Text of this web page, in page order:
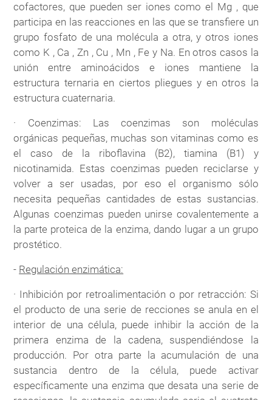
cofactores, que pueden ser iones como el Mg , que
participa en las reacciones en las que se transfiere un
grupo fosfato de una molécula a otra, y otros iones
como K , Ca , Zn , Cu , Mn , Fe y Na. En otros casos la
unión entre aminoácidos e iones mantiene la
estructura ternaria en ciertos pliegues y en otros la
estructura cuaternaria.
· Coenzimas: Las coenzimas son moléculas
orgánicas pequeñas, muchas son vitaminas como es
el caso de la riboflavina (B2), tiamina (B1) y
nicotinamida. Estas coenzimas pueden reciclarse y
volver a ser usadas, por eso el organismo sólo
necesita pequeñas cantidades de estas sustancias.
Algunas coenzimas pueden unirse covalentemente a
la parte proteica de la enzima, dando lugar a un grupo
prostético.
- Regulación enzimática:
· Inhibición por retroalimentación o por retracción: Si
el producto de una serie de recciones se anula en el
interior de una célula, puede inhibir la acción de la
primera enzima de la cadena, suspendiéndose la
producción. Por otra parte la acumulación de una
sustancia dentro de la célula, puede activar
específicamente una enzima que desata una serie de